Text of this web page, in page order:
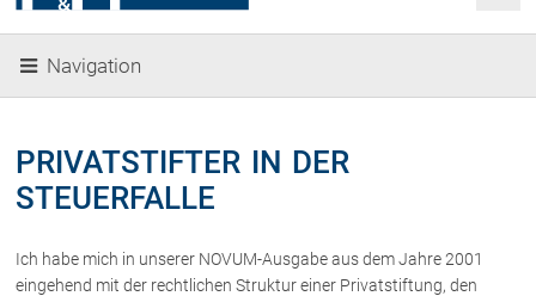
Gesellschaftsgründung &
Beteiligungen
Immobilienrecht, Bauträgerrecht
Ferienimmobilien in Vorarlberg
Familienrecht und Scheidungen
Navigation
PRIVATSTIFTER IN DER
STEUERFALLE
Ich habe mich in unserer NOVUM-Ausgabe aus dem Jahre 2001
eingehend mit der rechtlichen Struktur einer Privatstiftung, den